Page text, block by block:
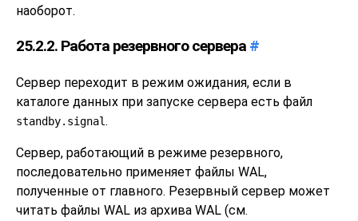
наоборот.
25.2.2. Работа резервного сервера #
Сервер переходит в режим ожидания, если в
каталоге данных при запуске сервера есть файл
standby.signal.
Сервер, работающий в режиме резервного,
последовательно применяет файлы WAL,
полученные от главного. Резервный сервер может
читать файлы WAL из архива WAL (см.